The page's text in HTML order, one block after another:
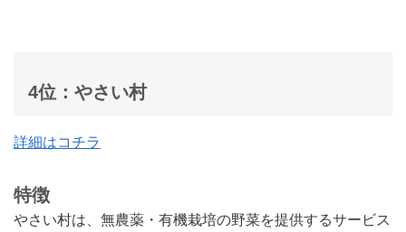
4位：やさい村
詳細はコチラ
特徴
やさい村は、無農薬・有機栽培の野菜を提供するサービス